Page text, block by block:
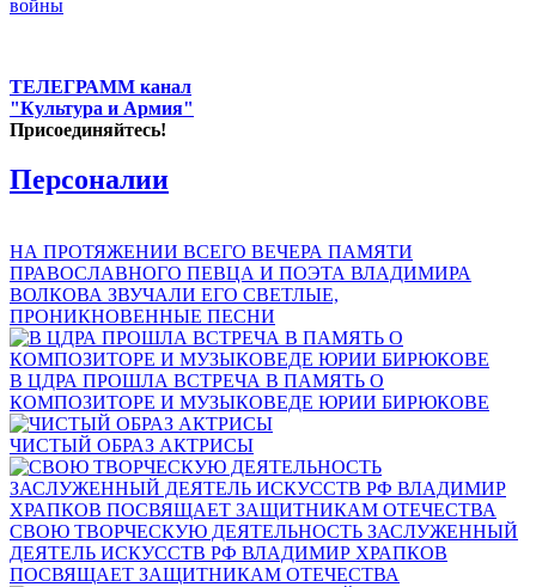
ТЕЛЕГРАММ канал
"Культура и Армия"
Присоединяйтесь!
Персоналии
НА ПРОТЯЖЕНИИ ВСЕГО ВЕЧЕРА ПАМЯТИ
ПРАВОСЛАВНОГО ПЕВЦА И ПОЭТА ВЛАДИМИРА
ВОЛКОВА ЗВУЧАЛИ ЕГО СВЕТЛЫЕ,
ПРОНИКНОВЕННЫЕ ПЕСНИ
В ЦДРА ПРОШЛА ВСТРЕЧА В ПАМЯТЬ О
КОМПОЗИТОРЕ И МУЗЫКОВЕДЕ ЮРИИ БИРЮКОВЕ
ЧИСТЫЙ ОБРАЗ АКТРИСЫ
СВОЮ ТВОРЧЕСКУЮ ДЕЯТЕЛЬНОСТЬ ЗАСЛУЖЕННЫЙ
ДЕЯТЕЛЬ ИСКУССТВ РФ ВЛАДИМИР ХРАПКОВ
ПОСВЯЩАЕТ ЗАЩИТНИКАМ ОТЕЧЕСТВА